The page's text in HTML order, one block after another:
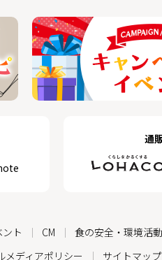
通
ト CM
食の安全・環境活動
メディアポリシー サイトマップ